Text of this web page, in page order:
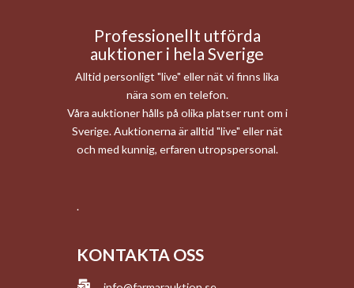
Professionellt utförda
auktioner i hela Sverige
Alltid personligt "live" eller nät vi finns lika
nära som en telefon.
Våra auktioner hålls på olika platser runt om i
Sverige. Auktionerna är alltid "live" eller nät
och med kunnig, erfaren utropspersonal.
.
KONTAKTA OSS